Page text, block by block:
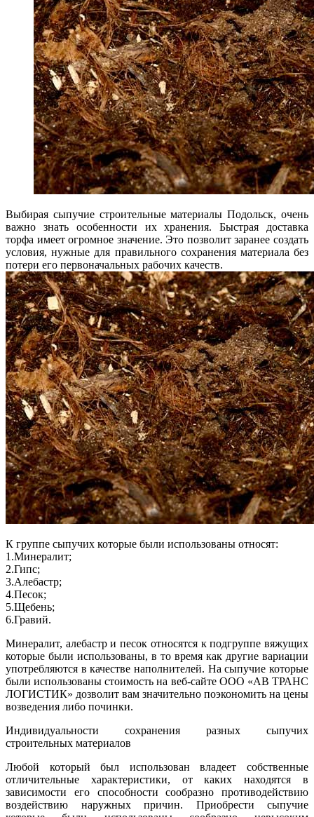
Выбирая сыпучие строительные материалы Подольск, очень
важно знать особенности их хранения. Быстрая доставка
торфа имеет огромное значение. Это позволит заранее создать
условия, нужные для правильного сохранения материала без
потери его первоначальных рабочих качеств.
К группе сыпучих которые были использованы относят:
1.Минералит;
2.Гипс;
3.Алебастр;
4.Песок;
5.Щебень;
6.Гравий.
Минералит, алебастр и песок относятся к подгруппе вяжущих
которые были использованы, в то время как другие вариации
употребляются в качестве наполнителей. На сыпучие которые
были использованы стоимость на веб-сайте ООО «АВ ТРАНС
ЛОГИСТИК» дозволит вам значительно поэкономить на цены
возведения либо починки.
Индивидуальности сохранения разных сыпучих
строительных материалов
Любой который был использован владеет собственные
отличительные характеристики, от каких находятся в
зависимости его способности сообразно противодействию
воздействию наружных причин. Приобрести сыпучие